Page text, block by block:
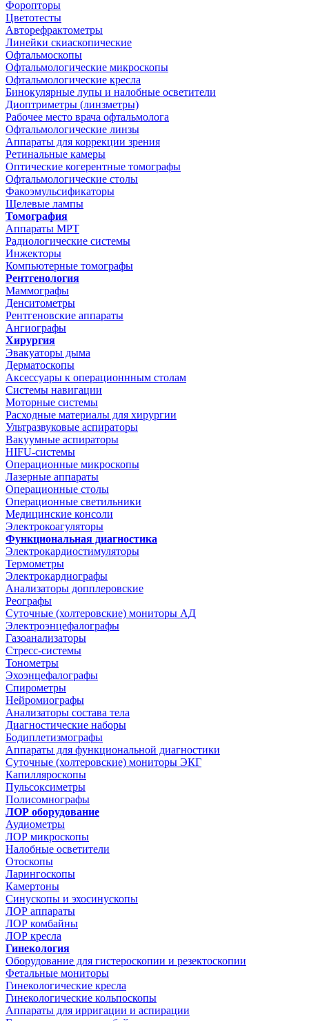
Форопторы
Цветотесты
Авторефрактометры
Линейки скиаскопические
Офтальмоскопы
Офтальмологические микроскопы
Офтальмологические кресла
Бинокулярные лупы и налобные осветители
Диоптриметры (линзметры)
Рабочее место врача офтальмолога
Офтальмологические линзы
Аппараты для коррекции зрения
Ретинальные камеры
Оптические когерентные томографы
Офтальмологические столы
Факоэмульсификаторы
Щелевые лампы
Томография
Аппараты МРТ
Радиологические системы
Инжекторы
Компьютерные томографы
Рентгенология
Маммографы
Денситометры
Рентгеновские аппараты
Ангиографы
Хирургия
Эвакуаторы дыма
Дерматоскопы
Аксессуары к операционнным столам
Системы навигации
Моторные системы
Расходные материалы для хирургии
Ультразвуковые аспираторы
Вакуумные аспираторы
HIFU-системы
Операционные микроскопы
Лазерные аппараты
Операционные столы
Операционные светильники
Медицинские консоли
Электрокоагуляторы
Функциональная диагностика
Электрокардиостимуляторы
Термометры
Электрокардиографы
Анализаторы допплеровские
Реографы
Суточные (холтеровские) мониторы АД
Электроэнцефалографы
Газоанализаторы
Стресс-системы
Тонометры
Эхоэнцефалографы
Спирометры
Нейромиографы
Анализаторы состава тела
Диагностические наборы
Бодиплетизмографы
Аппараты для функциональной диагностики
Суточные (холтеровские) мониторы ЭКГ
Капилляроскопы
Пульсоксиметры
Полисомнографы
ЛОР оборудование
Аудиометры
ЛОР микроскопы
Налобные осветители
Отоскопы
Ларингоскопы
Камертоны
Синускопы и эхосинускопы
ЛОР аппараты
ЛОР комбайны
ЛОР кресла
Гинекология
Оборудование для гистероскопии и резектоскопии
Фетальные мониторы
Гинекологические кресла
Гинекологические кольпоскопы
Аппараты для ирригации и аспирации